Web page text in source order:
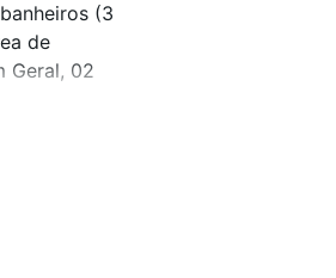
(3
de
Geral, 02
com locais